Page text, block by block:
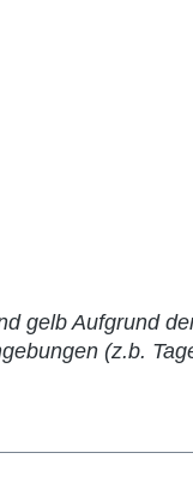
gelb Aufgrund
(z.b.